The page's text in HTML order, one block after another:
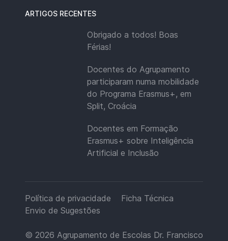
ARTIGOS RECENTES
Obrigado a todos! Boas
Férias!
Docentes do Agrupamento
participaram numa mobilidade
do Programa Erasmus+, em
Split, Croácia
Docentes em Formação
Erasmus+ sobre Inteligência
Artificial e Inclusão
Política de privacidade
Ficha Técnica
Envio de Sugestões
© 2026 Agrupamento de Escolas Dr. Francisco